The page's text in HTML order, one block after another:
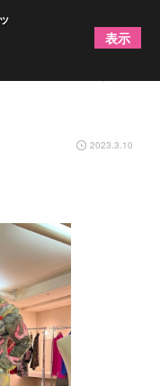
定 「手描きの衣
2023.3.10
表示